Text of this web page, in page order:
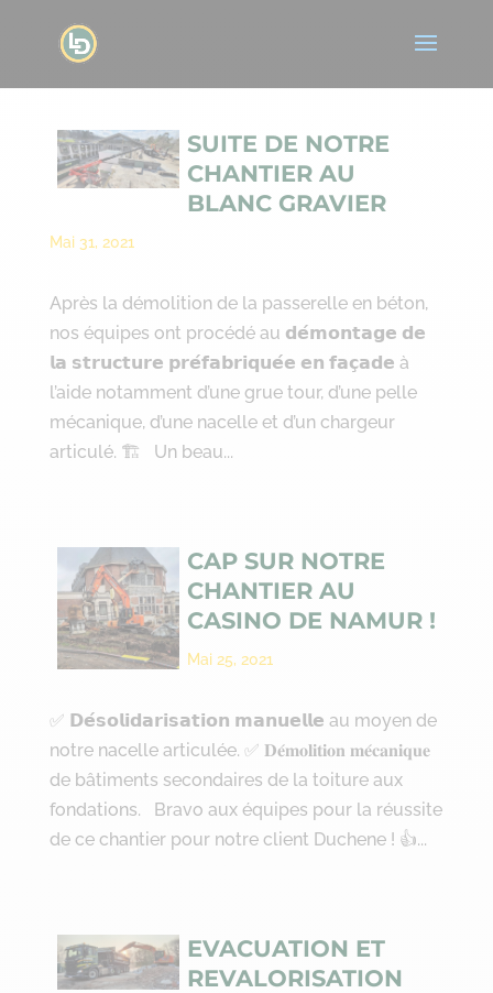
SUITE DE NOTRE
CHANTIER AU
BLANC GRAVIER
Mai 31, 2021
Après la démolition de la passerelle en béton,
nos équipes ont procédé au 𝗱𝗲́𝗺𝗼𝗻𝘁𝗮𝗴𝗲 𝗱𝗲
𝗹𝗮 𝘀𝘁𝗿𝘂𝗰𝘁𝘂𝗿𝗲 𝗽𝗿𝗲́𝗳𝗮𝗯𝗿𝗶𝗾𝘂𝗲́𝗲 𝗲𝗻 𝗳𝗮𝗰̧𝗮𝗱𝗲 à
l’aide notamment d’une grue tour, d’une pelle
mécanique, d’une nacelle et d’un chargeur
articulé. 🏗 Un beau...
CAP SUR NOTRE
CHANTIER AU
CASINO DE NAMUR !
Mai 25, 2021
✅ 𝗗𝗲́𝘀𝗼𝗹𝗶𝗱𝗮𝗿𝗶𝘀𝗮𝘁𝗶𝗼𝗻 𝗺𝗮𝗻𝘂𝗲𝗹𝗹𝗲 au moyen de
notre nacelle articulée. ✅ 𝐃𝐞́𝐦𝐨𝐥𝐢𝐭𝐢𝐨𝐧 𝐦𝐞́𝐜𝐚𝐧𝐢𝐪𝐮𝐞
de bâtiments secondaires de la toiture aux
fondations. Bravo aux équipes pour la réussite
de ce chantier pour notre client Duchene ! 👍...
EVACUATION ET
REVALORISATION